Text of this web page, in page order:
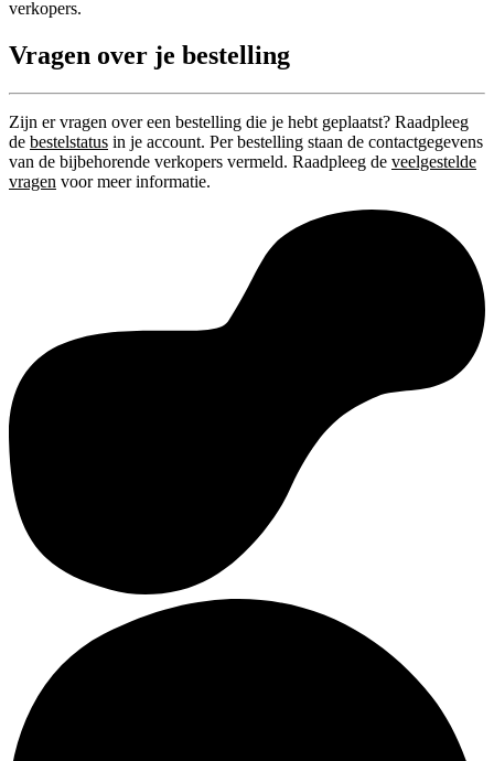
verkopers.
Vragen over je bestelling
Zijn er vragen over een bestelling die je hebt geplaatst? Raadpleeg
de bestelstatus in je account. Per bestelling staan de contactgegevens
van de bijbehorende verkopers vermeld. Raadpleeg de veelgestelde
vragen voor meer informatie.